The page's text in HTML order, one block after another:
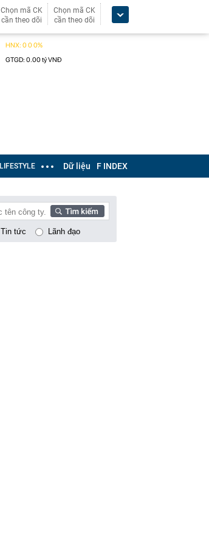
Chọn mã CK
cần theo dõi
Chọn mã CK
cần theo dõi
LIFESTYLE Dữ liệu F INDEX
Tin tức Lãnh đạo